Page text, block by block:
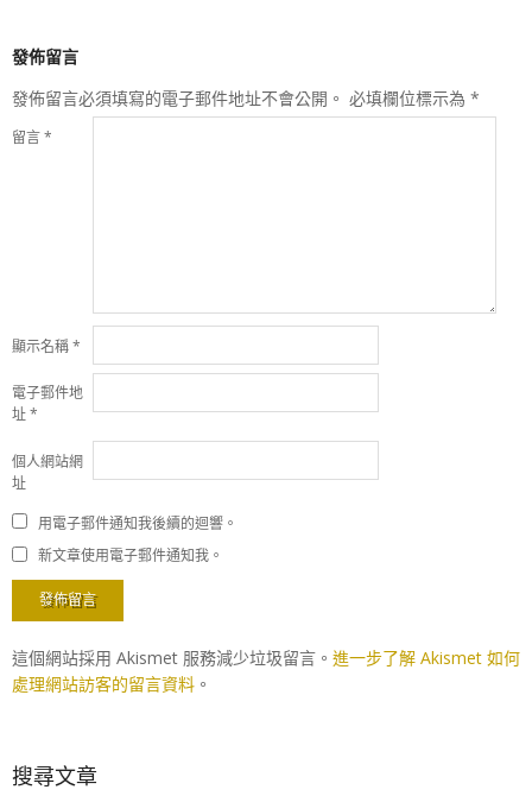
發佈留言
發佈留言必須填寫的電子郵件地址不會公開。 必填欄位標示為 *
留言*
顯示名稱*
電子郵件地
址*
個人網站網
址
用電子郵件通知我後續的迴響。
新文章使用電子郵件通知我。
這個網站採用 Akismet 服務減少垃圾留言。 進一步了解 Akismet 如何
處理網站訪客的留言資料 。
搜尋文章